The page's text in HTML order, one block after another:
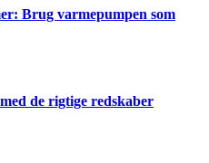
Brug varmepumpen som
de rigtige redskaber